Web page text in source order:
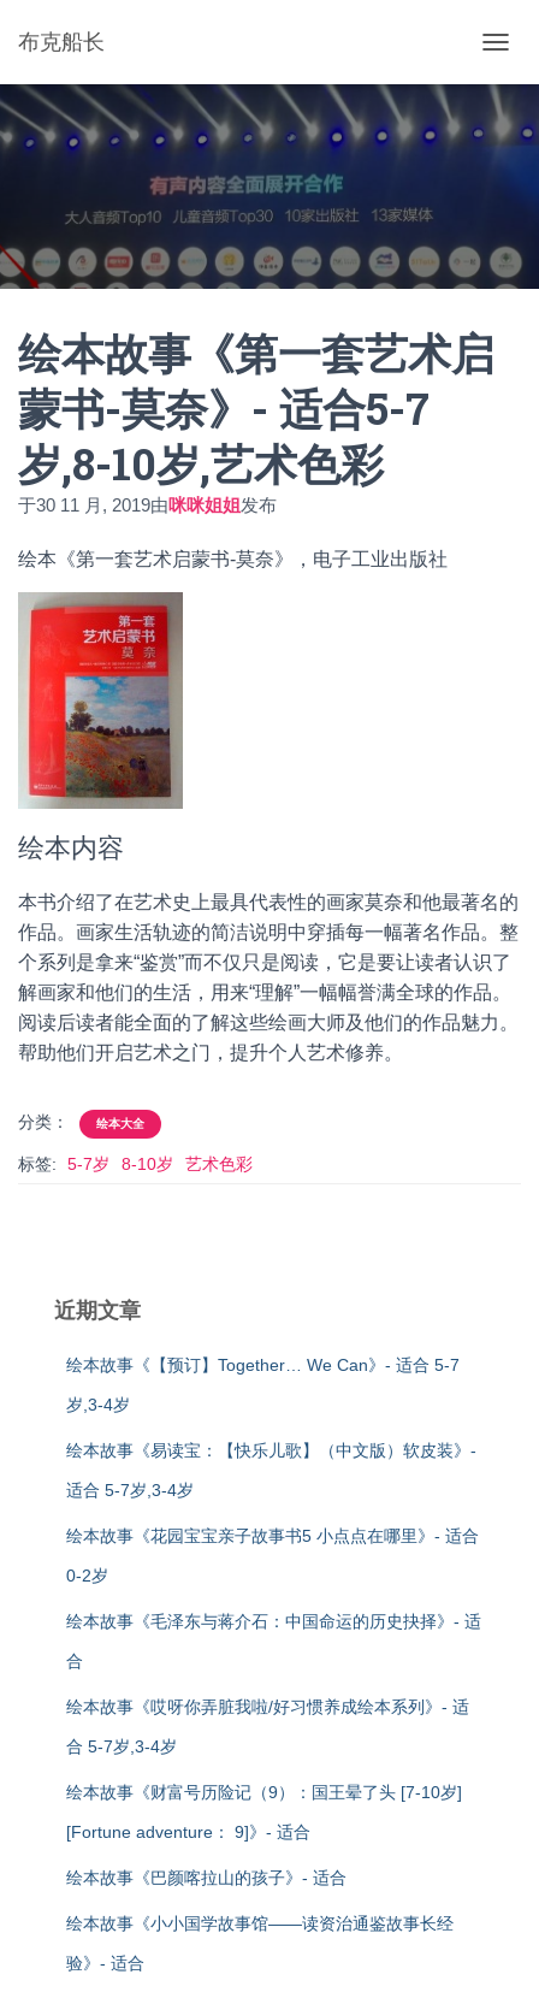
布克船长
换
导
航
绘本故事《第一套艺术启
蒙书-莫奈》- 适合5-7
岁,8-10岁,艺术色彩
于30 11 月, 2019由咪咪姐姐发布
绘本《第一套艺术启蒙书-莫奈》，电子工业出版社
绘本内容
本书介绍了在艺术史上最具代表性的画家莫奈和他最著名的
作品。画家生活轨迹的简洁说明中穿插每一幅著名作品。整
个系列是拿来“鉴赏”而不仅只是阅读，它是要让读者认识了
解画家和他们的生活，用来“理解”一幅幅誉满全球的作品。
阅读后读者能全面的了解这些绘画大师及他们的作品魅力。
帮助他们开启艺术之门，提升个人艺术修养。
分类： 绘本大全
标签: 5-7岁 8-10岁 艺术色彩
近期文章
绘本故事《【预订】Together… We Can》- 适合 5-7
岁,3-4岁
绘本故事《易读宝：【快乐儿歌】（中文版）软皮装》-
适合 5-7岁,3-4岁
绘本故事《花园宝宝亲子故事书5 小点点在哪里》- 适合
0-2岁
绘本故事《毛泽东与蒋介石：中国命运的历史抉择》- 适
合
绘本故事《哎呀你弄脏我啦/好习惯养成绘本系列》- 适
合 5-7岁,3-4岁
绘本故事《财富号历险记（9）：国王晕了头 [7-10岁]
[Fortune adventure： 9]》- 适合
绘本故事《巴颜喀拉山的孩子》- 适合
绘本故事《小小国学故事馆——读资治通鉴故事长经
验》- 适合